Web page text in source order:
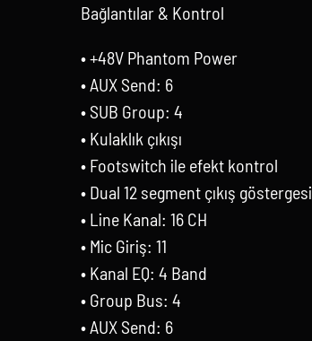
Bağlantılar & Kontrol
• +48V Phantom Power
• AUX Send: 6
• SUB Group: 4
• Kulaklık çıkışı
• Footswitch ile efekt kontrol
• Dual 12 segment çıkış göstergesi
• Line Kanal: 16 CH
• Mic Giriş: 11
• Kanal EQ: 4 Band
• Group Bus: 4
• AUX Send: 6